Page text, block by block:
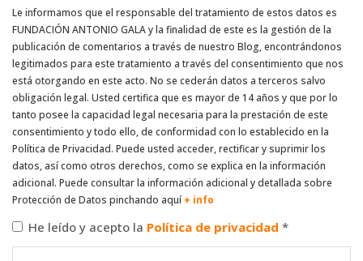
Le informamos que el responsable del tratamiento de estos datos es
FUNDACIÓN ANTONIO GALA y la finalidad de este es la gestión de la
publicación de comentarios a través de nuestro Blog, encontrándonos
legitimados para este tratamiento a través del consentimiento que nos
está otorgando en este acto. No se cederán datos a terceros salvo
obligación legal. Usted certifica que es mayor de 14 años y que por lo
tanto posee la capacidad legal necesaria para la prestación de este
consentimiento y todo ello, de conformidad con lo establecido en la
Política de Privacidad. Puede usted acceder, rectificar y suprimir los
datos, así como otros derechos, como se explica en la información
adicional. Puede consultar la información adicional y detallada sobre
Protección de Datos pinchando aquí + info
He leído y acepto la Política de privacidad *